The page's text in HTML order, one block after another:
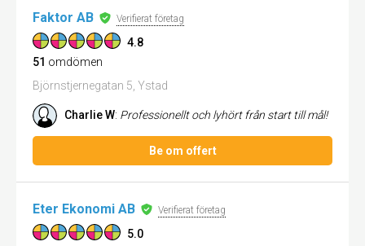
Faktor AB Verifierat företag
4.8
51 omdömen
Björnstjernegatan 5, Ystad
Charlie W: Professionellt och lyhört från start till mål!
Be om offert
Eter Ekonomi AB Verifierat företag
5.0